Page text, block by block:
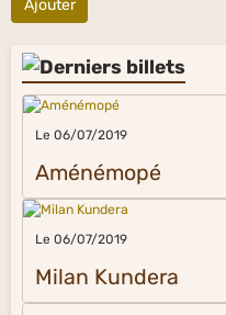
Ajouter
Le 06/07/2019
Aménémopé
Le 06/07/2019
Milan Kundera